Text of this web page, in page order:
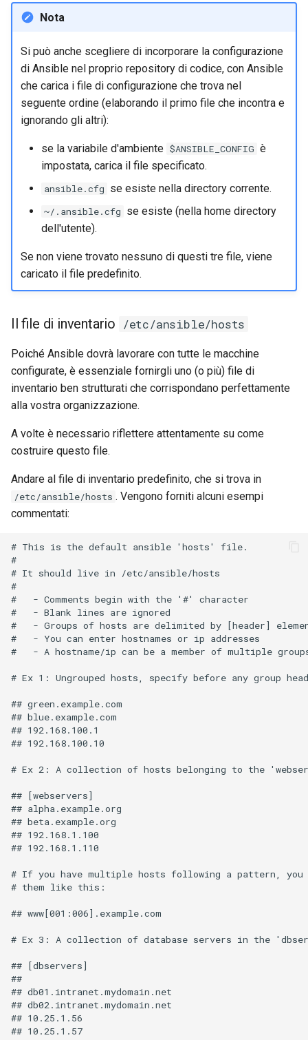
Nota
Si può anche scegliere di incorporare la configurazione
di Ansible nel proprio repository di codice, con Ansible
che carica i file di configurazione che trova nel
seguente ordine (elaborando il primo file che incontra e
ignorando gli altri):
se la variabile d'ambiente $ANSIBLE_CONFIG è
impostata, carica il file specificato.
ansible.cfg se esiste nella directory corrente.
~/.ansible.cfg se esiste (nella home directory
dell'utente).
Se non viene trovato nessuno di questi tre file, viene
caricato il file predefinito.
Il file di inventario /etc/ansible/hosts
Poiché Ansible dovrà lavorare con tutte le macchine
configurate, è essenziale fornirgli uno (o più) file di
inventario ben strutturati che corrispondano perfettamente
alla vostra organizzazione.
A volte è necessario riflettere attentamente su come
costruire questo file.
Andare al file di inventario predefinito, che si trova in
/etc/ansible/hosts . Vengono forniti alcuni esempi
commentati:
# This is the default ansible 'hosts' file.
#
# It should live in /etc/ansible/hosts
#
#   - Comments begin with the '#' character
#   - Blank lines are ignored
#   - Groups of hosts are delimited by [header]
#   - You can enter hostnames or ip addresses
#   - A hostname/ip can be a member of multiple
# Ex 1: Ungrouped hosts, specify before any group
## green.example.com
## blue.example.com
## 192.168.100.1
## 192.168.100.10
# Ex 2: A collection of hosts belonging to the
## [webservers]
## alpha.example.org
## beta.example.org
## 192.168.1.100
## 192.168.1.110
# If you have multiple hosts following a pattern, you
# them like this:
## www[001:006].example.com
# Ex 3: A collection of database servers in the
## [dbservers]
##
## db01.intranet.mydomain.net
## db02.intranet.mydomain.net
## 10.25.1.56
## 10.25.1.57